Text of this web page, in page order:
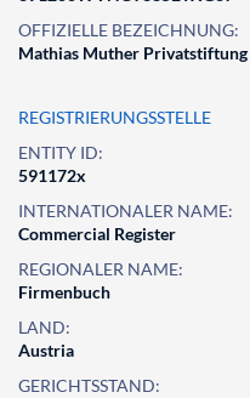
OFFIZIELLE BEZEICHNUNG:
Mathias Muther Privatstiftung
REGISTRIERUNGSSTELLE
ENTITY ID:
591172x
INTERNATIONALER NAME:
Commercial Register
REGIONALER NAME:
Firmenbuch
LAND:
Austria
GERICHTSSTAND: